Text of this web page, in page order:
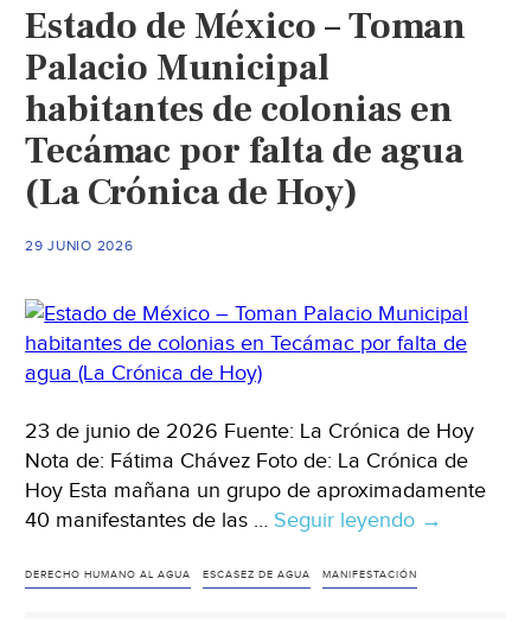
Estado de México – Toman
Palacio Municipal
habitantes de colonias en
Tecámac por falta de agua
(La Crónica de Hoy)
29 JUNIO 2026
23 de junio de 2026 Fuente: La Crónica de Hoy
Nota de: Fátima Chávez Foto de: La Crónica de
Hoy Esta mañana un grupo de aproximadamente
40 manifestantes de las … Seguir leyendo Estado
→
DERECHO HUMANO AL AGUA ESCASEZ DE AGUA MANIFESTACIÓN